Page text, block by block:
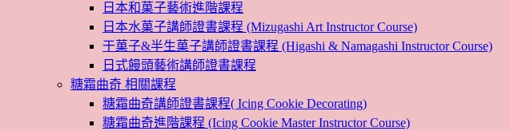
日本和菓子藝術進階課程
日本水菓子講師證書課程 (Mizugashi Art Instructor Course)
干菓子&半生菓子講師證書課程 (Higashi & Namagashi Instructor Course)
日式饅頭藝術講師證書課程
糖霜曲奇 相關課程
糖霜曲奇講師證書課程( Icing Cookie Decorating)
糖霜曲奇進階課程 (Icing Cookie Master Instructor Course)